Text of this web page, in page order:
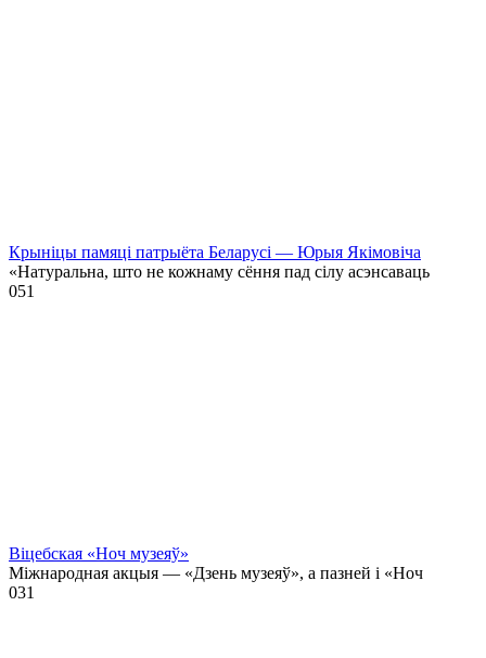
Крыніцы памяці патрыёта Беларусі — Юрыя Якімовіча
«Натуральна, што не кожнаму сёння пад сілу асэнсаваць
051
Віцебская «Ноч музеяў»
Міжнародная акцыя — «Дзень музеяў», а пазней і «Ноч
031